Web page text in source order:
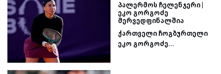
პალერმოს ჩელენჯერი |
ეკო გორგოძე
მერვედფინალშია
ქართველი ჩოგბურთელი
ეკო გორგოძე...